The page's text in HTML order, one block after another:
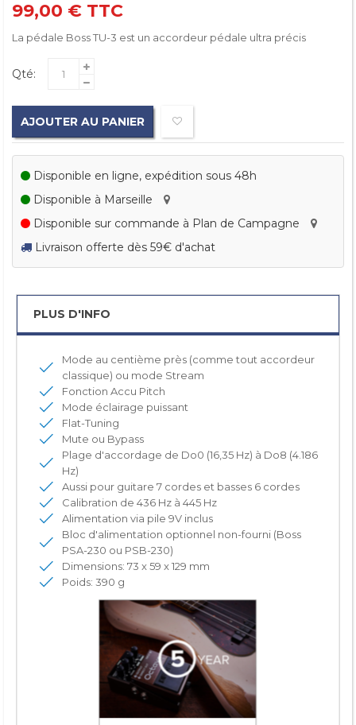
99,00 € TTC
La pédale Boss TU-3 est un accordeur pédale ultra précis
Qté:
AJOUTER AU PANIER
Disponible en ligne, expédition sous 48h
Disponible à Marseille
Disponible sur commande à Plan de Campagne
Livraison offerte dès 59€ d'achat
PLUS D'INFO
Mode au centième près (comme tout accordeur
classique) ou mode Stream
Fonction Accu Pitch
Mode éclairage puissant
Flat-Tuning
Mute ou Bypass
Plage d'accordage de Do0 (16,35 Hz) à Do8 (4.186
Hz)
Aussi pour guitare 7 cordes et basses 6 cordes
Calibration de 436 Hz à 445 Hz
Alimentation via pile 9V inclus
Bloc d'alimentation optionnel non-fourni (Boss
PSA-230 ou PSB-230)
Dimensions: 73 x 59 x 129 mm
Poids: 390 g